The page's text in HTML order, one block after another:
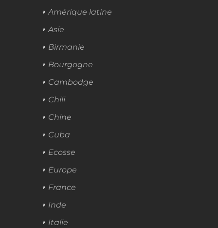
Amérique latine
Asie
Birmanie
Bourgogne
Cambodge
Chili
Chine
Cuba
Ecosse
Europe
France
Inde
Italie